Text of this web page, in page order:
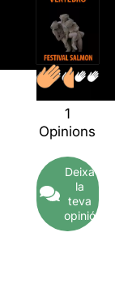
1
Opinions
Deixa
la
teva
opinió